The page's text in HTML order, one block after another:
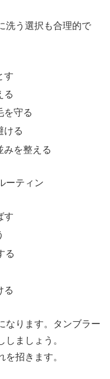
洗う選択も合理的で
す
る
を守る
ける
みを整える
ーティン
す
る
る
なります。タンブラー
ましょう。
招きます。